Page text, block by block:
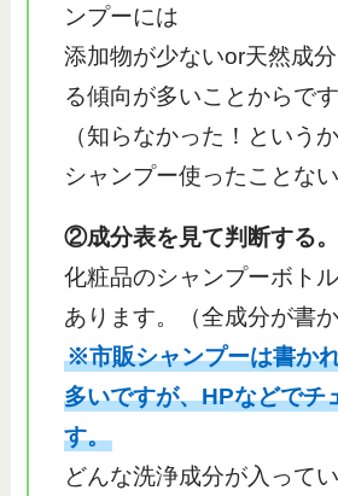
ンプーには
添加物が少ないor天然成
る傾向が多いことからです
（知らなかった！という
シャンプー使ったことな
②成分表を見て判断する。
化粧品のシャンプーボト
あります。（全成分が書
※市販シャンプーは書か
多いですが、HPなどでチ
す。
どんな洗浄成分が入って